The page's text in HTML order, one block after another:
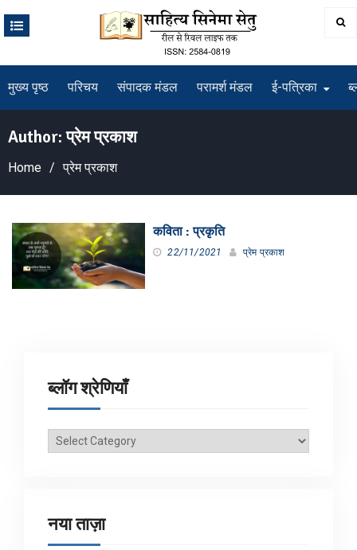
मुख्य पृष्ठ परिचय संपादक मंडल परामर्श मंडल ई-पत्रिका
Author:प्रेम प्रकाश
Home प्रेम प्रकाश
कविता : प्रकृति
22/11/2021 प्रेम प्रकाश
ब्लॉग श्रेणियाँ
ब्लॉग
नया ताज़ा